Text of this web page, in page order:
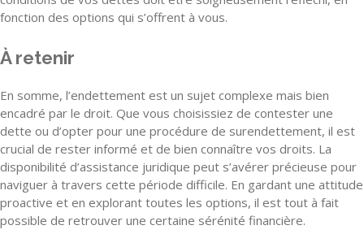
fonction des options qui s’offrent à vous.
À retenir
En somme, l’endettement est un sujet complexe mais bien
encadré par le droit. Que vous choisissiez de contester une
dette ou d’opter pour une procédure de surendettement, il est
crucial de rester informé et de bien connaître vos droits. La
disponibilité d’assistance juridique peut s’avérer précieuse pour
naviguer à travers cette période difficile. En gardant une attitude
proactive et en explorant toutes les options, il est tout à fait
possible de retrouver une certaine sérénité financière.